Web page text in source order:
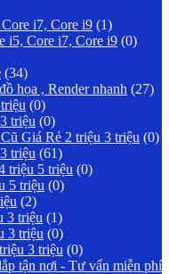
i7, Core i9 (1)
i5, Core i7, Core i9 (0)
(34)
họa , Render nhanh (27)
(0)
triệu (0)
Giá Rẻ 2 triệu 3 triệu (0)
triệu (61)
triệu 5 triệu (0)
5 triệu (0)
(2)
3 triệu (1)
3 triệu (0)
3 triệu (0)
tận nơi - Tư vấn miễn phí